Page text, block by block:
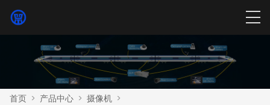
首页 > 产品中心 > 摄像机 >